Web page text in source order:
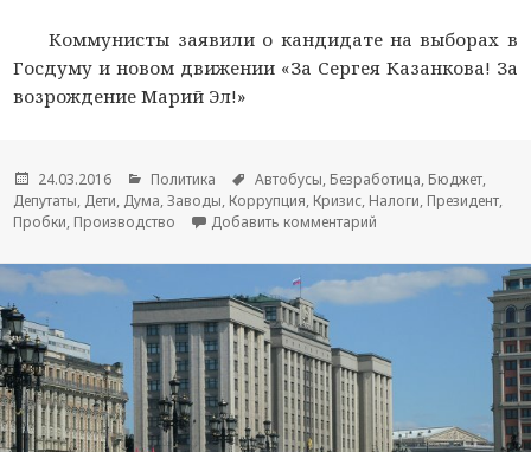
Коммунисты заявили о кандидате на выборах в
Госдуму и новом движении «За Сергея Казанкова! За
возрождение Марий Эл!»
Опубликовано
24.03.2016 Рубрики
Политика Метки
Автобусы, Безработица, Бюджет,
Депутаты, Дети, Дума,Заводы, Коррупция, Кризис, Налоги, Президент,
Пробки, Производство Добавить комментарий